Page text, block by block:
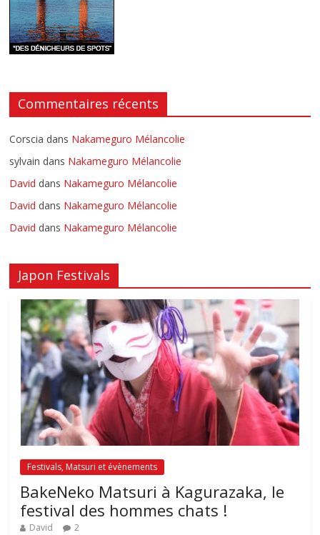
Commentaires récents
Corscia dans Nakameguro Mélancolie
sylvain dans Nakameguro Mélancolie
David dans Nakameguro Mélancolie
David dans Nakameguro Mélancolie
David dans Nakameguro Mélancolie
Japon Festivals
Festivals, Matsuri et évènements
BakeNeko Matsuri à Kagurazaka, le
festival des hommes chats !
David 2